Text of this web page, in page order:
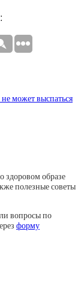
может выспаться
здоровом образе
полезные советы
вопросы по
форму